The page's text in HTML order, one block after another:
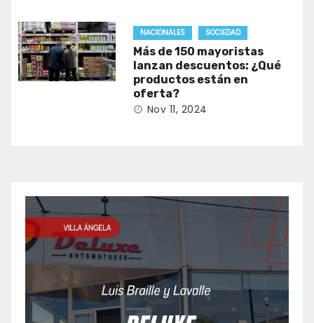
NACIONALES SOCIEDAD
Más de 150 mayoristas
lanzan descuentos: ¿Qué
productos están en
oferta?
Nov 11, 2024